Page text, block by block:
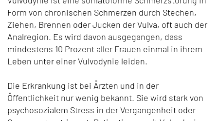
Form von chronischen Schmerzen durch Stechen,
Ziehen, Brennen oder Jucken der Vulva, oft auch der
Analregion. Es wird davon ausgegangen, dass
mindestens 10 Prozent aller Frauen einmal in ihrem
Leben unter einer Vulvodynie leiden.
Die Erkrankung ist bei Ärzten und in der
Öffentlichkeit nur wenig bekannt. Sie wird stark von
psychosozialem Stress in der Vergangenheit oder